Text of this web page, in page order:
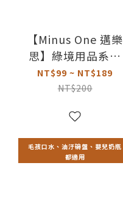
【Minus One 邁樂
思】綠境用品系列
多功能餵食碗
NT$99 ~ NT$189
NT$200
毛孩口水、油汙碗盤、嬰兒奶瓶
都適用